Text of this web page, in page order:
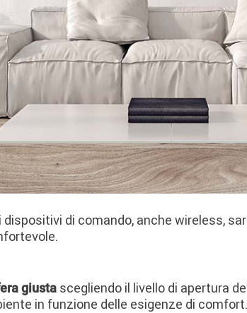
dispositivi di comando, anche wireless,
giusta scegliendo il livello di apertura
in funzione delle esigenze di comfort.